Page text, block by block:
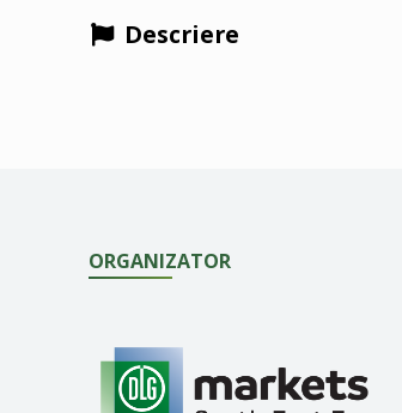
Descriere
ORGANIZATOR